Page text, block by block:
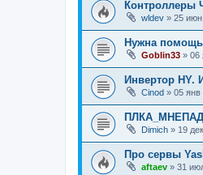
Контроллеры
wldev » 25 июн
Нужна
Goblin33 » 06
Инвертор HY.
Cinod » 05 янв
ПЛКА_МНЕПАД
Dimich » 19
Про сервы
aftaev » 31